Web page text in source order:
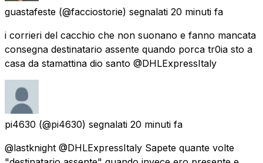
guastafeste (@facciostorie) segnalati 20 minuti fa
i corrieri del cacchio che non suonano e fanno mancata
consegna destinatario assente quando porca tr0ia sto a
casa da stamattina dio santo @DHLExpressItaly
pi4630 (@pi4630) segnalati 20 minuti fa
@lastknight @DHLExpressItaly Sapete quante volte